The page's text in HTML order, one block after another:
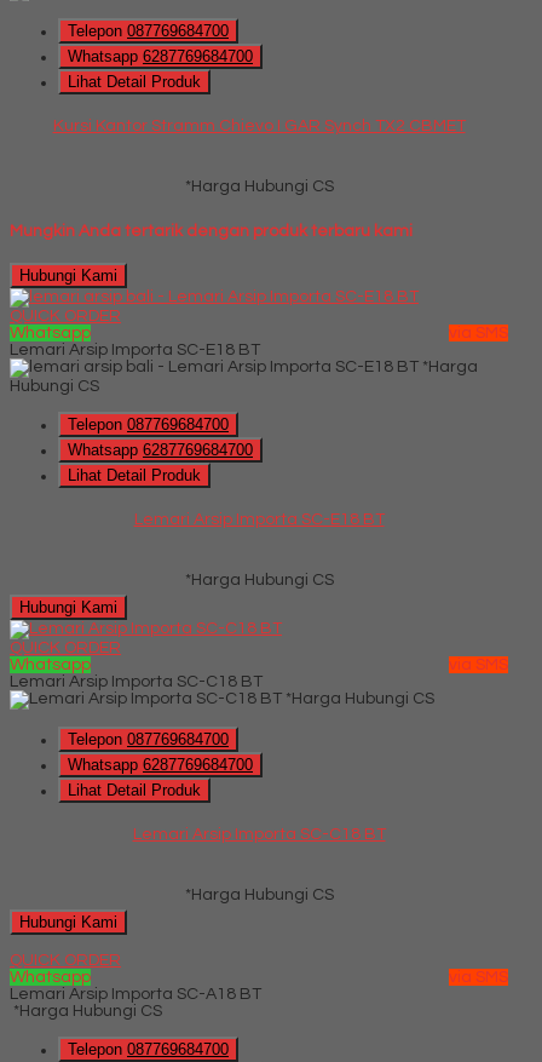
Telepon 087769684700
Whatsapp 6287769684700
Lihat Detail Produk
Kursi Kantor Stramm Chievo I GAR Synch TX2 CBMET
*Harga Hubungi CS
Mungkin Anda tertarik dengan produk terbaru kami
Hubungi Kami
QUICK ORDER
Whatsapp
via SMS
Lemari Arsip Importa SC-E18 BT
*Harga
Hubungi CS
Telepon 087769684700
Whatsapp 6287769684700
Lihat Detail Produk
Lemari Arsip Importa SC-E18 BT
*Harga Hubungi CS
Hubungi Kami
QUICK ORDER
Whatsapp
via SMS
Lemari Arsip Importa SC-C18 BT
*Harga Hubungi CS
Telepon 087769684700
Whatsapp 6287769684700
Lihat Detail Produk
Lemari Arsip Importa SC-C18 BT
*Harga Hubungi CS
Hubungi Kami
QUICK ORDER
Whatsapp
via SMS
Lemari Arsip Importa SC-A18 BT
*Harga Hubungi CS
Telepon 087769684700